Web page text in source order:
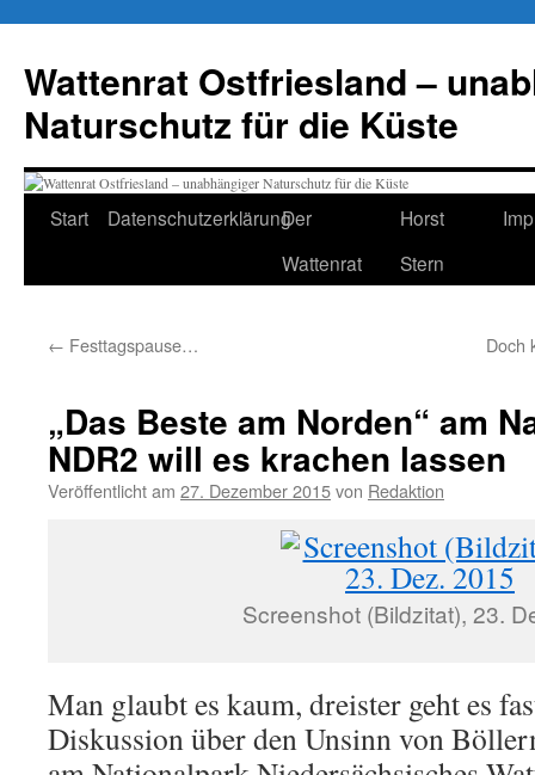
springen
Wattenrat Ostfriesland –
Naturschutz für die Küste
Start DatenschutzerklärungDer
Wattenrat
Horst
Stern
← Festtagspause… Doch
„Das Beste am Norden“ am
NDR2 will es krachen lassen
Veröffentlicht am 27. Dezember 2015von Redaktion
Screenshot (Bildzitat), 23.
Man glaubt es kaum, dreister geht es
Diskussion über den Unsinn von